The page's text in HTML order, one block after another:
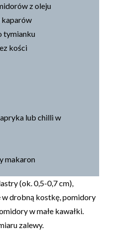
z oleju
kaparów
tymianku
kości
lub chilli w
makaron
(ok. 0,5-0,7 cm),
drobną kostkę, pomidory
w małe kawałki.
zalewy.